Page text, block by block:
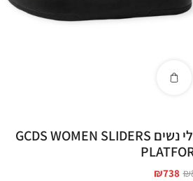
נעלי נשים GCDS WOMEN SLIDERS
₪
₪738